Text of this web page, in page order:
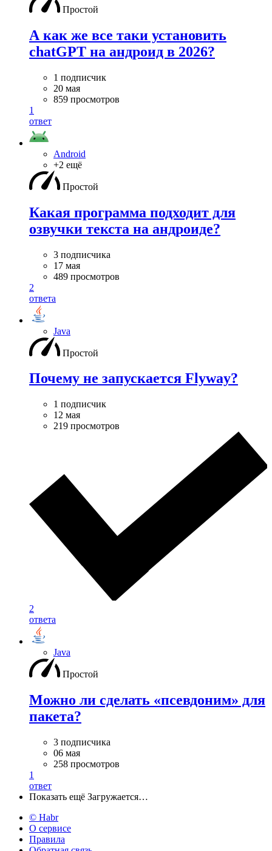
Простой
А как же все таки установить
chatGPT на андроид в 2026?
1 подписчик
20 мая
859 просмотров
1
ответ
Android
+2 ещё
Простой
Какая программа подходит для
озвучки текста на андроиде?
3 подписчика
17 мая
489 просмотров
2
ответа
Java
Простой
Почему не запускается Flyway?
1 подписчик
12 мая
219 просмотров
2
ответа
Java
Простой
Можно ли сделать «псевдоним» для
пакета?
3 подписчика
06 мая
258 просмотров
1
ответ
Показать ещё Загружается…
© Habr
О сервисе
Правила